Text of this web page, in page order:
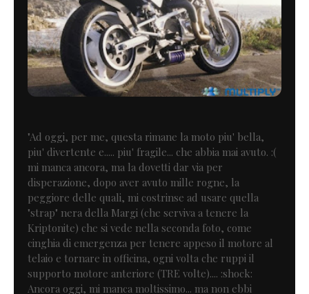
"Ad oggi, per me, questa rimane la moto piu' bella,
piu' divertente e..... piu' fragile... che abbia mai avuto. :(
mi manca ancora, ma la dovetti dar via per
disperazione, dopo aver avuto mille rogne, la
peggiore delle quali, mi costrinse ad usare quella
"strap" nera della Margi (che serviva a tenere la
Kriptonite) che si vede nella seconda foto, come
cinghia di emergenza per tenere appeso il motore al
telaio e tornare in officina, ogni volta che ruppi il
supporto motore anteriore (TRE volte).... :shock:
Ancora oggi, mi manca moltissimo... ma non ebbi